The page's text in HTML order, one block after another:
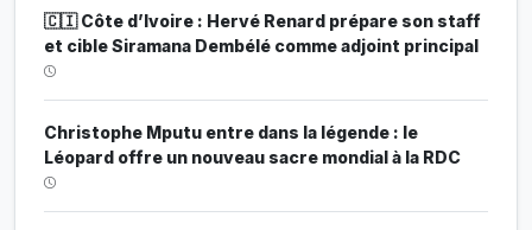
🇨🇮 Côte d’Ivoire : Hervé Renard prépare son staff
et cible Siramana Dembélé comme adjoint principal
Christophe Mputu entre dans la légende : le
Léopard offre un nouveau sacre mondial à la RDC